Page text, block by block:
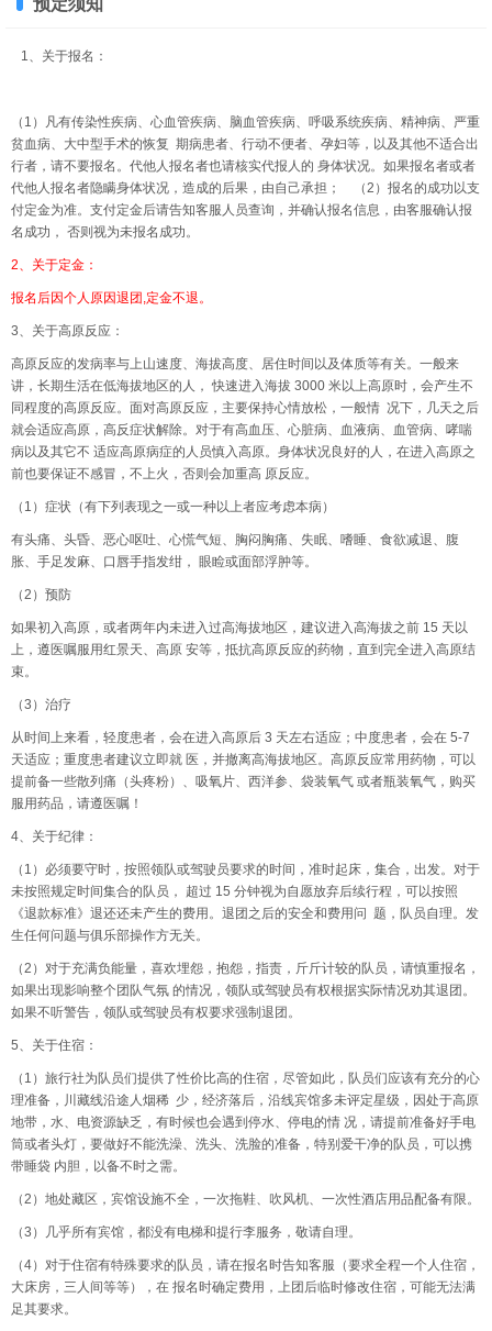
预定须知
1、关于报名：
（1）凡有传染性疾病、心血管疾病、脑血管疾病、呼吸系统疾病、精神病、严重
贫血病、大中型手术的恢复 期病患者、行动不便者、孕妇等，以及其他不适合出
行者，请不要报名。代他人报名者也请核实代报人的 身体状况。如果报名者或者
代他人报名者隐瞒身体状况，造成的后果，由自己承担； （2）报名的成功以支
付定金为准。支付定金后请告知客服人员查询，并确认报名信息，由客服确认报
名成功， 否则视为未报名成功。
2、关于定金：
报名后因个人原因退团,定金不退。
3、关于高原反应：
高原反应的发病率与上山速度、海拔高度、居住时间以及体质等有关。一般来
讲，长期生活在低海拔地区的人， 快速进入海拔 3000 米以上高原时，会产生不
同程度的高原反应。面对高原反应，主要保持心情放松，一般情 况下，几天之后
就会适应高原，高反症状解除。对于有高血压、心脏病、血液病、血管病、哮喘
病以及其它不 适应高原病症的人员慎入高原。身体状况良好的人，在进入高原之
前也要保证不感冒，不上火，否则会加重高 原反应。
（1）症状（有下列表现之一或一种以上者应考虑本病）
有头痛、头昏、恶心呕吐、心慌气短、胸闷胸痛、失眠、嗜睡、食欲减退、腹
胀、手足发麻、口唇手指发绀， 眼睑或面部浮肿等。
（2）预防
如果初入高原，或者两年内未进入过高海拔地区，建议进入高海拔之前 15 天以
上，遵医嘱服用红景天、高原 安等，抵抗高原反应的药物，直到完全进入高原结
束。
（3）治疗
从时间上来看，轻度患者，会在进入高原后 3 天左右适应；中度患者，会在 5-7
天适应；重度患者建议立即就 医，并撤离高海拔地区。高原反应常用药物，可以
提前备一些散列痛（头疼粉）、吸氧片、西洋参、袋装氧气 或者瓶装氧气，购买
服用药品，请遵医嘱！
4、关于纪律：
（1）必须要守时，按照领队或驾驶员要求的时间，准时起床，集合，出发。对于
未按照规定时间集合的队员， 超过 15 分钟视为自愿放弃后续行程，可以按照
《退款标准》退还还未产生的费用。退团之后的安全和费用问 题，队员自理。发
生任何问题与俱乐部操作方无关。
（2）对于充满负能量，喜欢埋怨，抱怨，指责，斤斤计较的队员，请慎重报名，
如果出现影响整个团队气氛 的情况，领队或驾驶员有权根据实际情况劝其退团。
如果不听警告，领队或驾驶员有权要求强制退团。
5、关于住宿：
（1）旅行社为队员们提供了性价比高的住宿，尽管如此，队员们应该有充分的心
理准备，川藏线沿途人烟稀 少，经济落后，沿线宾馆多未评定星级，因处于高原
地带，水、电资源缺乏，有时候也会遇到停水、停电的情 况，请提前准备好手电
筒或者头灯，要做好不能洗澡、洗头、洗脸的准备，特别爱干净的队员，可以携
带睡袋 内胆，以备不时之需。
（2）地处藏区，宾馆设施不全，一次拖鞋、吹风机、一次性酒店用品配备有限。
（3）几乎所有宾馆，都没有电梯和提行李服务，敬请自理。
（4）对于住宿有特殊要求的队员，请在报名时告知客服（要求全程一个人住宿，
大床房，三人间等等），在 报名时确定费用，上团后临时修改住宿，可能无法满
足其要求。